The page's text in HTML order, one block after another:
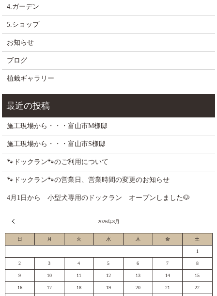
4.ガーデン
5.ショップ
お知らせ
ブログ
植栽ギャラリー
施工現場から・・・富山市M様邸
施工現場から・・・富山市S様邸
🐾ドックラン🐾のご利用について
🐾ドックラン🐾の営業日、営業時間の変更のお知らせ
4月1日から 小型犬専用のドックラン オープンしました🐶
2026年8月
日 月 火 水 木 金 土
1
2 3 4 5 6 7 8
9 10 11 12 13 14 15
16 17 18 19 20 21 22